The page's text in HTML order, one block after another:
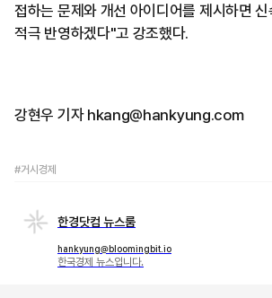
접하는 문제와 개선 아이디어를 제시하면
적극 반영하겠다"고 강조했다.
강현우 기자 hkang@hankyung.com
#거시경제
한경닷컴 뉴스룸
hankyung@bloomingbit.io
한국경제 뉴스입니다.